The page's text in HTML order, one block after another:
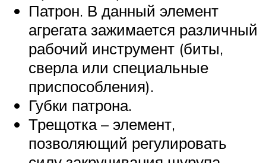
Патрон. В данный элемент
агрегата зажимается различный
рабочий инструмент (биты,
сверла или специальные
приспособления).
Губки патрона.
Трещотка – элемент,
позволяющий регулировать